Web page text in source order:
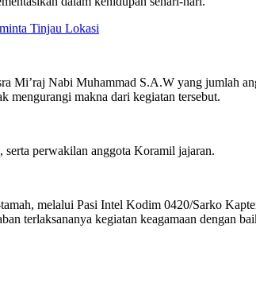
Tinjau Lokasi
Mi’raj Nabi Muhammad S.A.W yang jumlah
mengurangi makna dari kegiatan tersebut.
perwakilan anggota Koramil jajaran.
melalui Pasi Intel Kodim 0420/Sarko
terlaksananya kegiatan keagamaan dengan